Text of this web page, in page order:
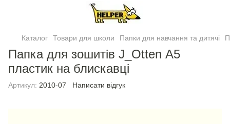
Каталог Товари для школи Папки для навчання та дитячі
Папка для зошитiв J_Otten А5
пластик на блискавці
Артикул: 2010-07 Написати відгук